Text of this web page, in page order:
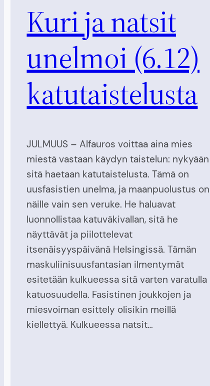
Kuri ja natsit
unelmoi (6.12)
katutaistelusta
JULMUUS – Alfauros voittaa aina mies
miestä vastaan käydyn taistelun: nykyään
sitä haetaan katutaistelusta. Tämä on
uusfasistien unelma, ja maanpuolustus on
näille vain sen veruke. He haluavat
luonnollistaa katuväkivallan, sitä he
näyttävät ja piilottelevat
itsenäisyyspäivänä Helsingissä. Tämän
maskuliinisuusfantasian ilmentymät
esitetään kulkueessa sitä varten varatulla
katuosuudella. Fasistinen joukkojen ja
miesvoiman esittely olisikin meillä
kiellettyä. Kulkueessa natsit…